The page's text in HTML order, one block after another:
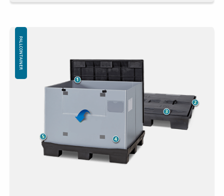
Inner mål: 1140x940x790 mm
Volum: 847 L
Tare vekt. 47 kg
Høyde foldet: 230 mm i em stabel
Folding system: Sandwich folding
High rack (without base): Nei
Vegger kan også produseres i andre høyder etter kundens
Last max: 350 kg
Vekt stabling (max): 1250 kg
Stable faktor: 1+3
PALLCONTAINER